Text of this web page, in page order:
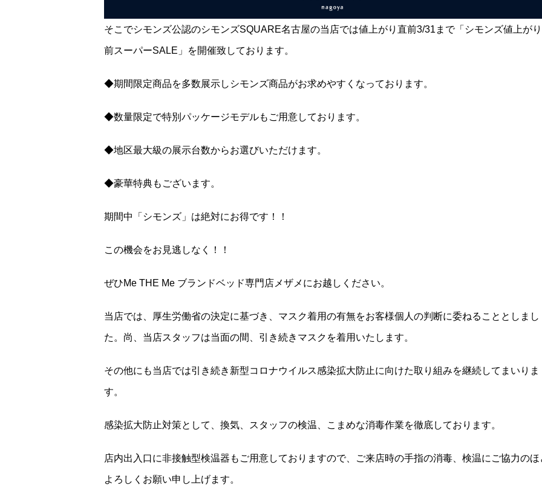
そこでシモンズ公認のシモンズSQUARE名古屋の当店では値上がり直前3/31まで「シモンズ値上が
前スーパーSALE」を開催致しております。
◆期間限定商品を多数展示しシモンズ商品がお求めやすくなっております。
◆数量限定で特別パッケージモデルもご用意しております。
◆地区最大級の展示台数からお選びいただけます。
◆豪華特典もございます。
期間中「シモンズ」は絶対にお得です！！
この機会をお見逃しなく！！
ぜひMe THE Me ブランドベッド専門店メザメにお越しください。
当店では、厚生労働省の決定に基づき、マスク着用の有無をお客様個人の判断に委ねることとしまし
た。尚、当店スタッフは当面の間、引き続きマスクを着用いたします。
その他にも当店では引き続き新型コロナウイルス感染拡大防止に向けた取り組みを継続してまいりま
す。
感染拡大防止対策として、換気、スタッフの検温、こまめな消毒作業を徹底しております。
店内出入口に非接触型検温器もご用意しておりますので、ご来店時の手指の消毒、検温にご協力のほ
よろしくお願い申し上げます。